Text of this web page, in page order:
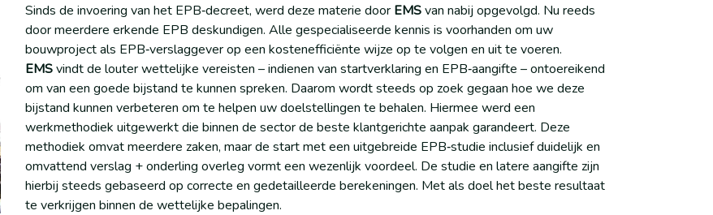
Sinds de invoering van het EPB‐decreet, werd deze materie door EMSvan nabij opgevolgd. Nu reeds
door meerdere erkende EPB deskundigen. Alle gespecialiseerde kennis is voorhanden om uw
bouwproject als EPB‐verslaggever op een kostenefficiënte wijze op te volgen en uit te voeren.
EMSvindt de louter wettelijke vereisten – indienen van startverklaring en EPB‐aangifte – ontoereikend
om van een goede bijstand te kunnen spreken. Daarom wordt steeds op zoek gegaan hoe we deze
bijstand kunnen verbeteren om te helpen uw doelstellingen te behalen. Hiermee werd een
werkmethodiek uitgewerkt die binnen de sector de beste klantgerichte aanpak garandeert. Deze
methodiek omvat meerdere zaken, maar de start met een uitgebreide EPB‐studie inclusief duidelijk en
omvattend verslag + onderling overleg vormt een wezenlijk voordeel. De studie en latere aangifte zijn
hierbij steeds gebaseerd op correcte en gedetailleerde berekeningen. Met als doel het beste resultaat
te verkrijgen binnen de wettelijke bepalingen.